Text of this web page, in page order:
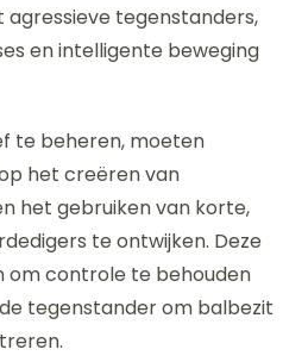
tegenstanders,
en intelligente beweging
te beheren, moeten
het creëren van
het gebruiken van korte,
te ontwijken. Deze
om controle te behouden
tegenstander om balbezit